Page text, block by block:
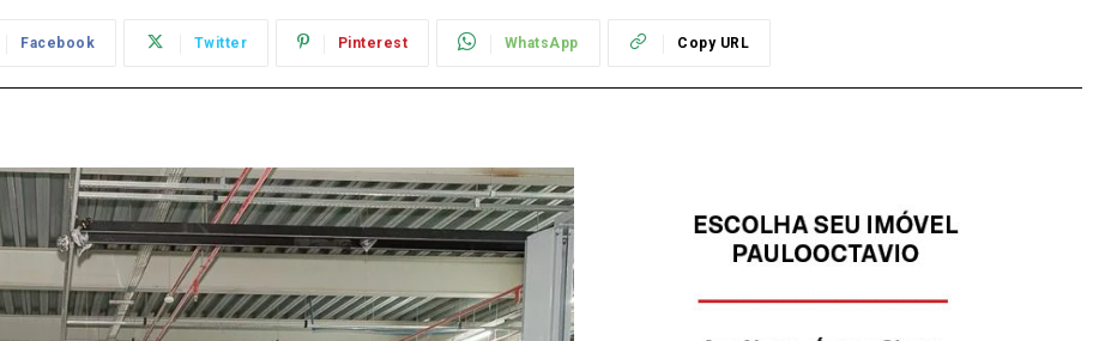
Facebook Twitter Pinterest WhatsApp Copy URL